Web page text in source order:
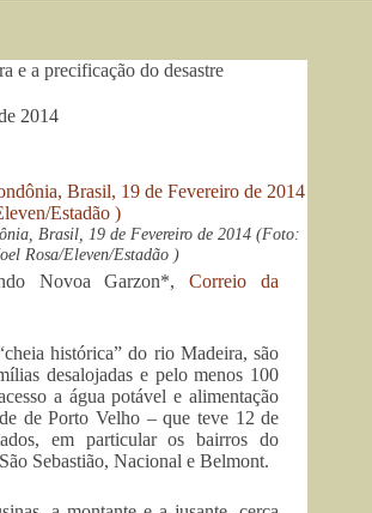
e a precificação do desastre
2014
Brasil, 19 de Fevereiro de 2014 (Foto:
Rosa/Eleven/Estadão )
Novoa Garzon*,Correio da
histórica” do rio Madeira, são
desalojadas e pelo menos 100
a água potável e alimentação
de Porto Velho – que teve 12 de
em particular os bairros do
Sebastião, Nacional e Belmont.